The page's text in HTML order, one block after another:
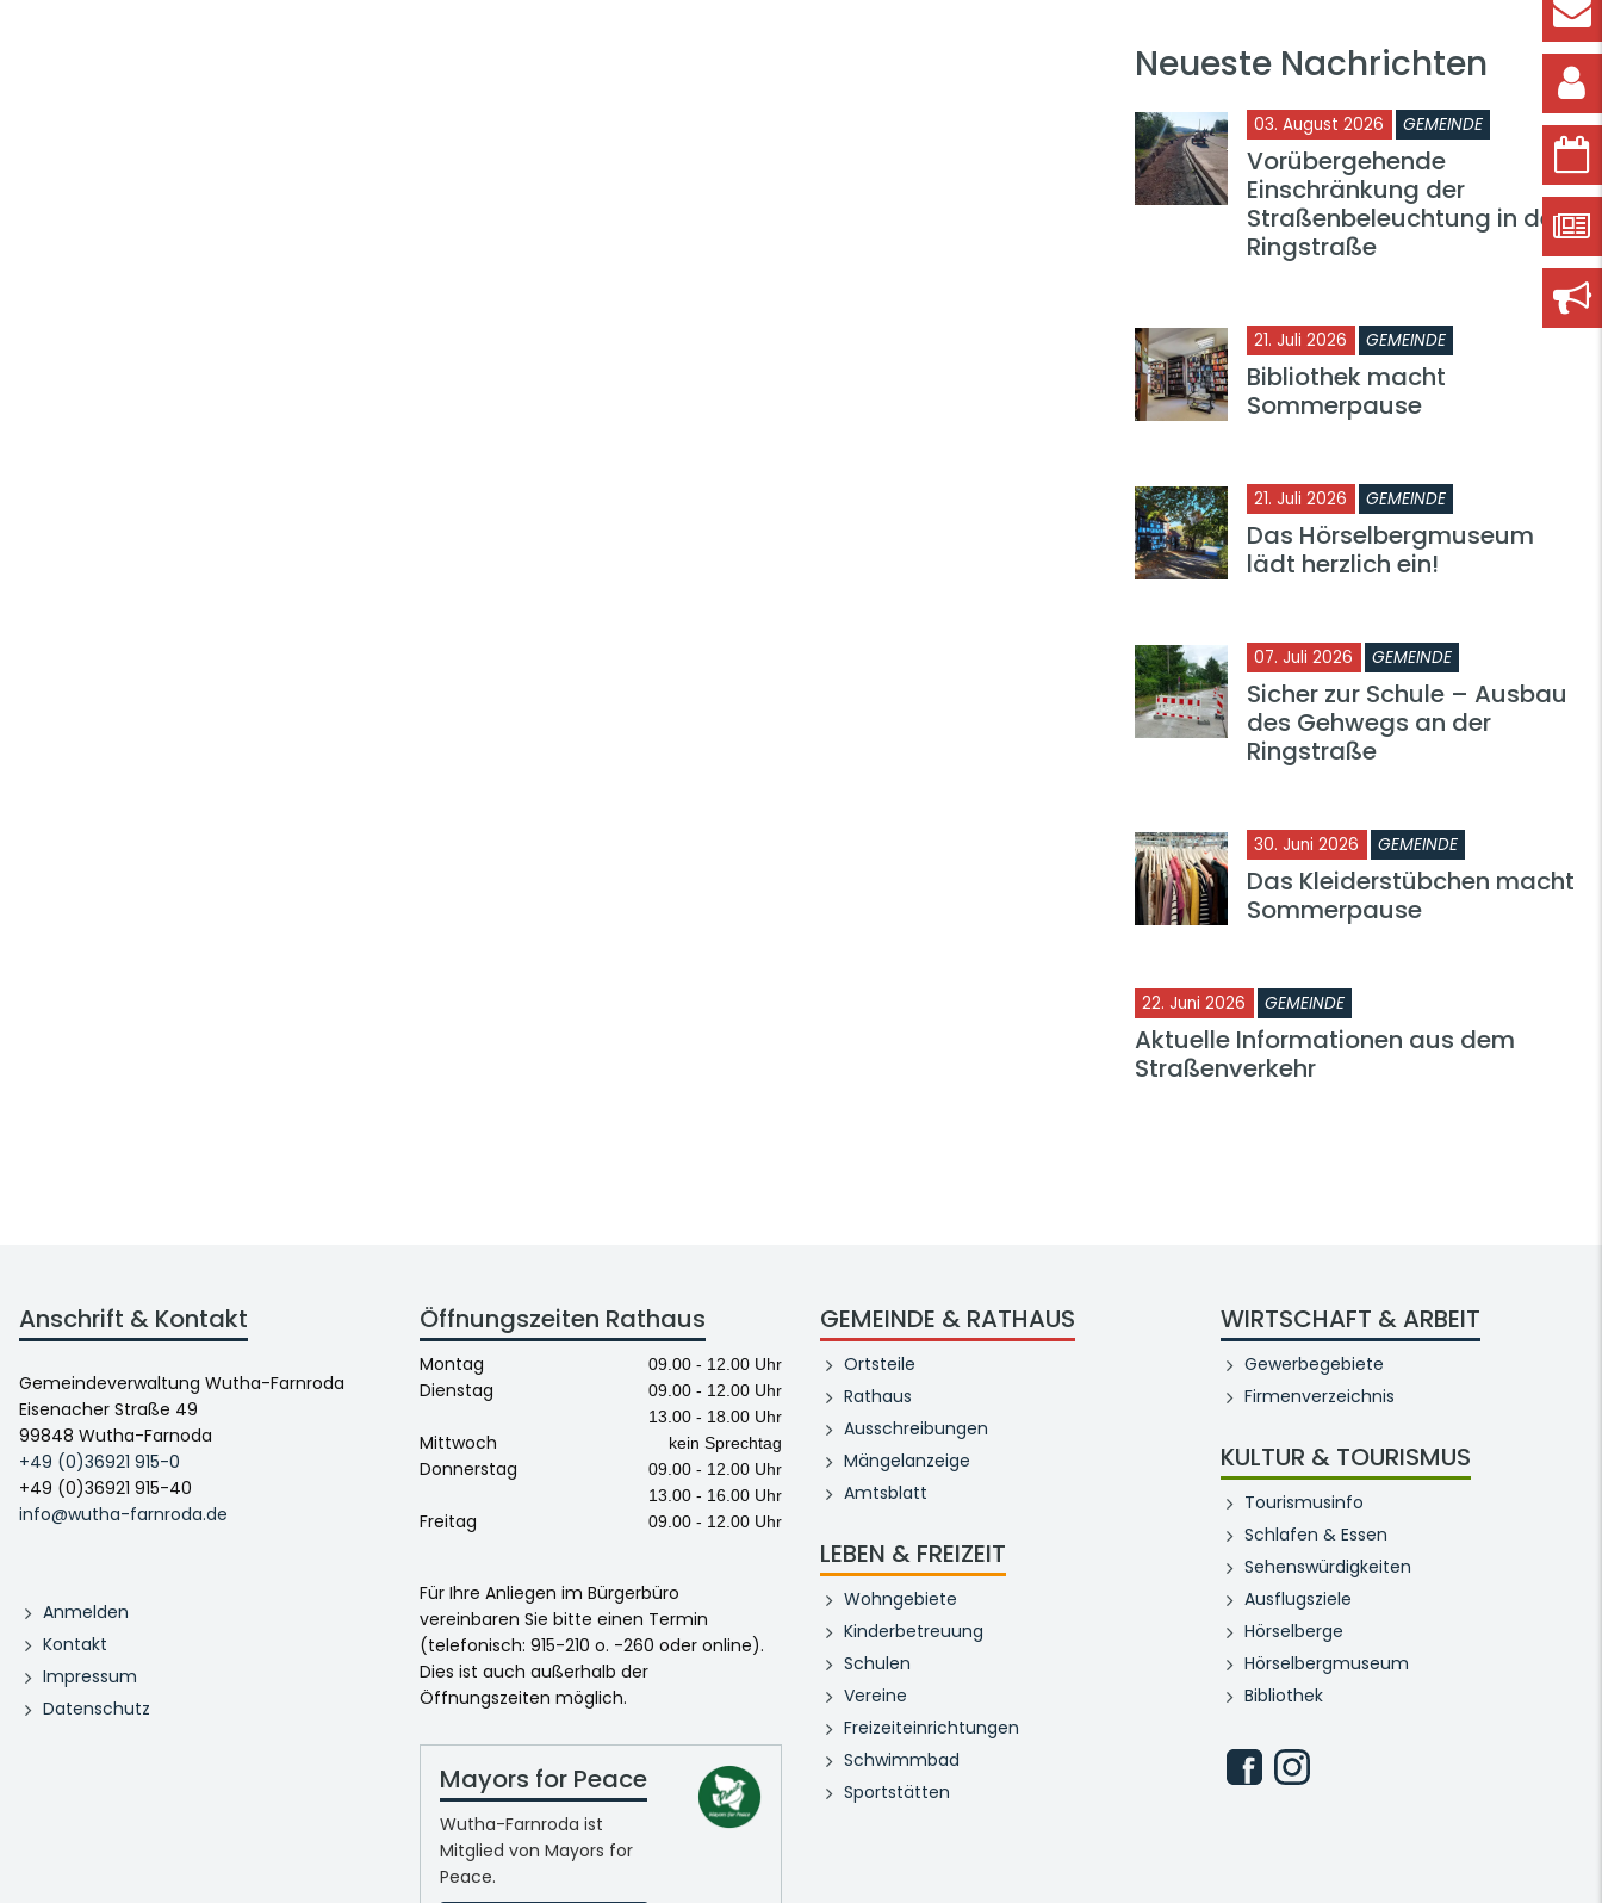
Neueste Nachrichten
03. August 2026 GEMEINDE
Vorübergehende
Einschränkung der
Straßenbeleuchtung in der
Ringstraße
21. Juli 2026 GEMEINDE
Bibliothek macht
Sommerpause
21. Juli 2026 GEMEINDE
Das Hörselbergmuseum
lädt herzlich ein!
07. Juli 2026 GEMEINDE
Sicher zur Schule – Ausbau
des Gehwegs an der
Ringstraße
30. Juni 2026 GEMEINDE
Das Kleiderstübchen macht
Sommerpause
22. Juni 2026 GEMEINDE
Aktuelle Informationen aus dem
Straßenverkehr
Anschrift & Kontakt
Gemeindeverwaltung Wutha-Farnroda
Eisenacher Straße 49
99848 Wutha-Farnoda
+49 (0)36921 915-0
+49 (0)36921 915-40
info@wutha-farnroda.de
Anmelden
Kontakt
Impressum
Datenschutz
Öffnungszeiten Rathaus
Montag 09.00 - 12.00 Uhr
Dienstag
09.00 - 12.00 Uhr
13.00 - 18.00 Uhr
Mittwoch kein Sprechtag
Donnerstag
09.00 - 12.00 Uhr
13.00 - 16.00 Uhr
Freitag 09.00 - 12.00 Uhr
Für Ihre Anliegen im Bürgerbüro
vereinbaren Sie bitte einen Termin
(telefonisch: 915-210 o. -260 oder online).
Dies ist auch außerhalb der
Öffnungszeiten möglich.
Mayors for Peace
Wutha-Farnroda ist
Mitglied von Mayors for
Peace.
GEMEINDE & RATHAUS
Ortsteile
Rathaus
Ausschreibungen
Mängelanzeige
Amtsblatt
LEBEN & FREIZEIT
Wohngebiete
Kinderbetreuung
Schulen
Vereine
Freizeiteinrichtungen
Schwimmbad
Sportstätten
WIRTSCHAFT & ARBEIT
Gewerbegebiete
Firmenverzeichnis
KULTUR & TOURISMUS
Tourismusinfo
Schlafen & Essen
Sehenswürdigkeiten
Ausflugsziele
Hörselberge
Hörselbergmuseum
Bibliothek